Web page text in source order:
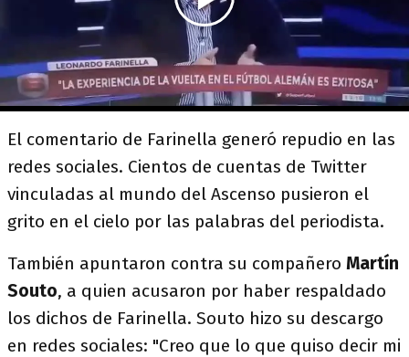
El comentario de Farinella generó repudio en las
redes sociales. Cientos de cuentas de Twitter
vinculadas al mundo del Ascenso pusieron el
grito en el cielo por las palabras del periodista.
También apuntaron contra su compañero Martín
Souto, a quien acusaron por haber respaldado
los dichos de Farinella. Souto hizo su descargo
en redes sociales: "Creo que lo que quiso decir mi